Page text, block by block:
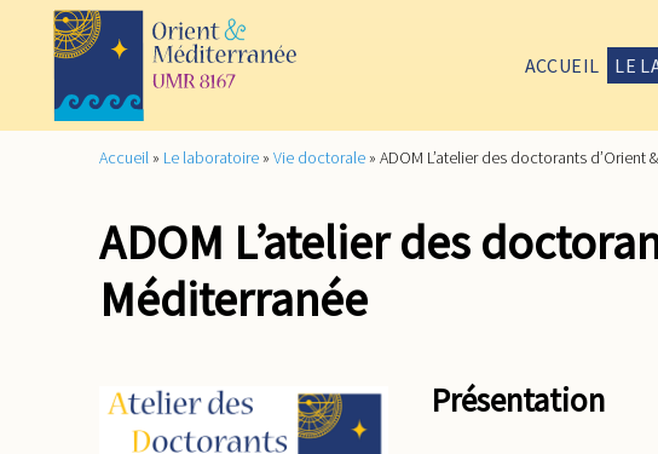
ACCUEIL LE
Accueil » Le laboratoire » Vie doctorale » ADOM L’atelier des doctorants d’Orient
ADOM L’atelier des
Méditerranée
Présentation